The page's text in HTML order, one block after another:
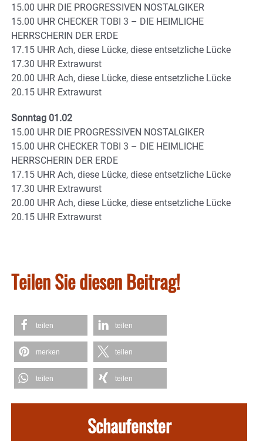
15.00 UHR DIE PROGRESSIVEN NOSTALGIKER
15.00 UHR CHECKER TOBI 3 – DIE HEIMLICHE
HERRSCHERIN DER ERDE
17.15 UHR Ach, diese Lücke, diese entsetzliche Lücke
17.30 UHR Extrawurst
20.00 UHR Ach, diese Lücke, diese entsetzliche Lücke
20.15 UHR Extrawurst
Sonntag 01.02
15.00 UHR DIE PROGRESSIVEN NOSTALGIKER
15.00 UHR CHECKER TOBI 3 – DIE HEIMLICHE
HERRSCHERIN DER ERDE
17.15 UHR Ach, diese Lücke, diese entsetzliche Lücke
17.30 UHR Extrawurst
20.00 UHR Ach, diese Lücke, diese entsetzliche Lücke
20.15 UHR Extrawurst
Teilen Sie diesen Beitrag!
teilen teilen
merken teilen
teilen teilen
Schaufenster